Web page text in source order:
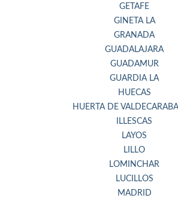
GETAFE
GINETA LA
GRANADA
GUADALAJARA
GUADAMUR
GUARDIA LA
HUECAS
HUERTA DE
ILLESCAS
LAYOS
LILLO
LOMINCHAR
LUCILLOS
MADRID